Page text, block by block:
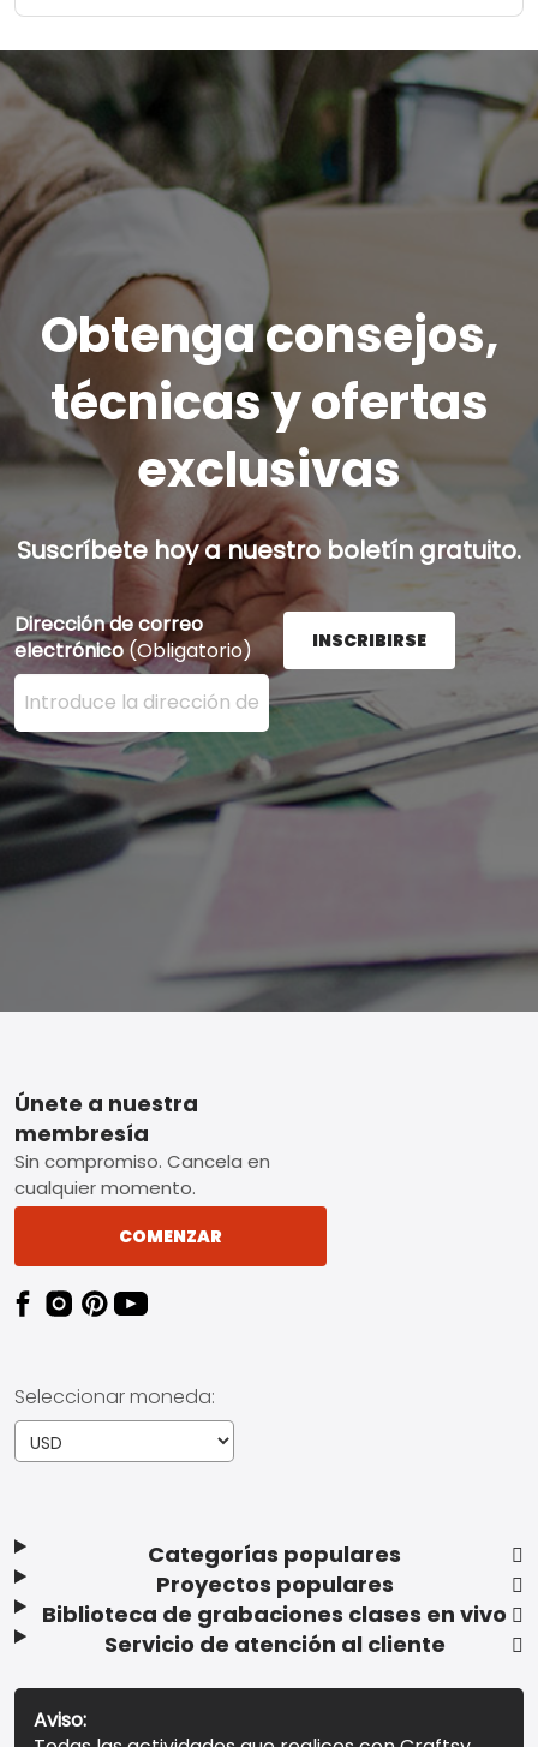
Obtenga consejos,
técnicas y ofertas
exclusivas
Suscríbete hoy a nuestro boletín gratuito.
Dirección de correo
electrónico (Obligatorio)
Ingrese su dirección de correo electrónico aquí y
INSCRIBIRSE
Footer
Categorías populares
Proyectos populares
Biblioteca de grabaciones clases en vivo
Servicio de atención al cliente
Únete a nuestra
membresía
Sin compromiso. Cancela en
cualquier momento.
COMENZAR
Seleccionar moneda:
Aviso: